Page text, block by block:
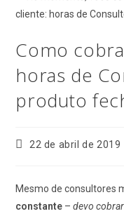
Como
horas de
produto
Post22 de abril de 2019
Mesmo de consultores
constante –devo